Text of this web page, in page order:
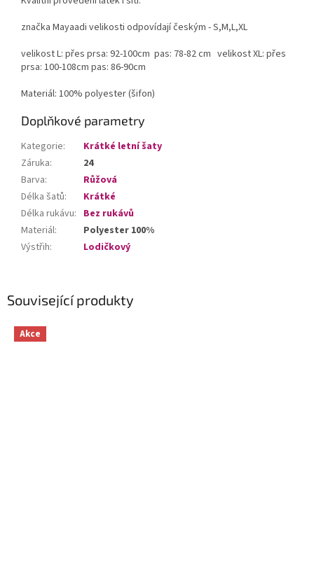
Související produkty
Akce
značka Mayaadi velikosti odpovídají českým - S,M,L,XL
velikost L: přes prsa: 92-100cm pas: 78-82 cm velikost XL: přes
prsa: 100-108cm pas: 86-90cm
Materiál: 100% polyester (šifon)
Doplňkové parametry
Kategorie:
Krátké letní šaty
Záruka:
24
Barva:
Růžová
Délka šatů:
Krátké
Délka rukávu: Bez rukávů
Materiál:
Polyester 100%
Výstřih: Lodičkový